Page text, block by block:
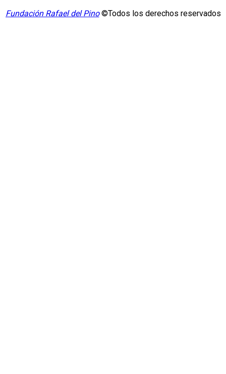
Fundación Rafael del Pino©Todos los derechos reservados